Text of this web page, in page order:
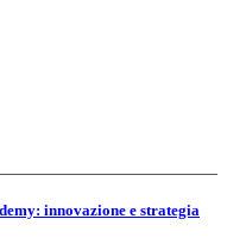
innovazione e strategia